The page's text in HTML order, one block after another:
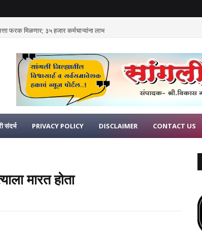
फरक मिळणार; ३५ हजार कर्मचाऱ्यांना लाभ
संदर्भ PRIVACY POLICY DISCLAIMER CONTACT US
मारत होता